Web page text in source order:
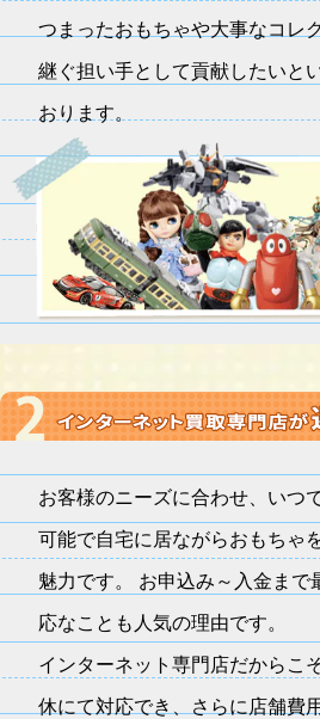
つまったおもちゃや大事なコレ
継ぐ担い手として貢献したいと
おります。
お客様のニーズに合わせ、いつ
可能で自宅に居ながらおもちゃ
魅力です。 お申込み～入金まで
応なことも人気の理由です。
インターネット専門店だからこ
休にて対応でき、さらに店舗費